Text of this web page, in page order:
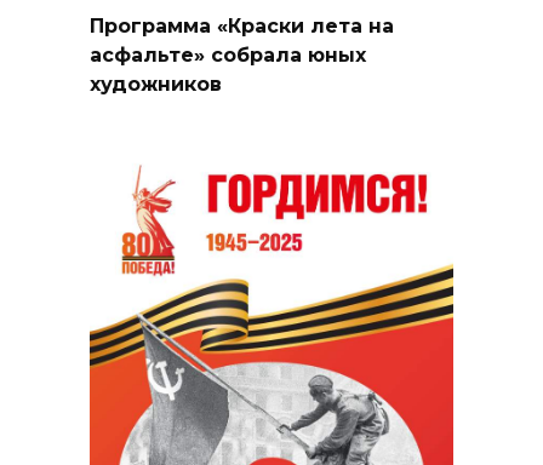
Программа «Краски лета на
асфальте» собрала юных
художников